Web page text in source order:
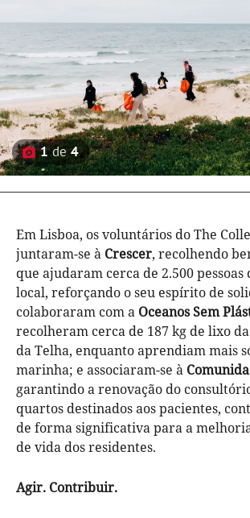
1de4
Em Lisboa, os voluntários do The
juntaram-se à Crescer, recolhendo
que ajudaram cerca de 2.500
local, reforçando o seu espírito de
colaboraram com a Oceanos Sem
recolheram cerca de 187 kg de lixo
da Telha, enquanto aprendiam mais
marinha; e associaram-se à
garantindo a renovação do
quartos destinados aos pacientes,
de forma significativa para a
de vida dos residentes.
Agir. Contribuir.